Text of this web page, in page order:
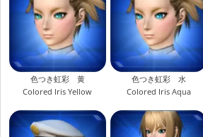
色つき虹彩 黄
Colored Iris Yellow
色つき虹彩 水
Colored Iris Aqua